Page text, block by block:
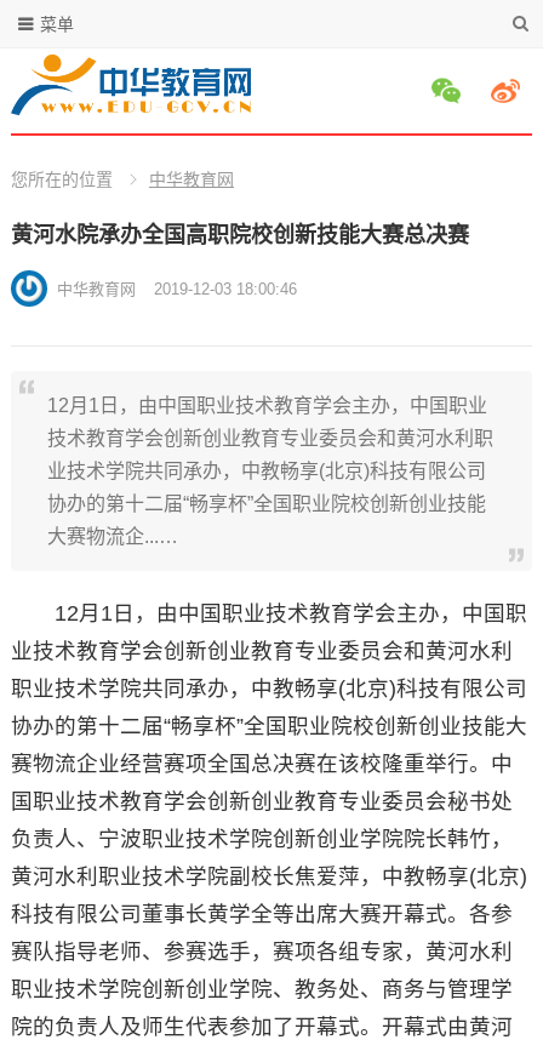
菜单
您所在的位置 中华教育网
黄河水院承办全国高职院校创新技能大赛总决赛
中华教育网 2019-12-03 18:00:46
12月1日，由中国职业技术教育学会主办，中国职业
技术教育学会创新创业教育专业委员会和黄河水利职
业技术学院共同承办，中教畅享(北京)科技有限公司
协办的第十二届“畅享杯”全国职业院校创新创业技能
大赛物流企...…
12月1日，由中国职业技术教育学会主办，中国职
业技术教育学会创新创业教育专业委员会和黄河水利
职业技术学院共同承办，中教畅享(北京)科技有限公司
协办的第十二届“畅享杯”全国职业院校创新创业技能大
赛物流企业经营赛项全国总决赛在该校隆重举行。中
国职业技术教育学会创新创业教育专业委员会秘书处
负责人、宁波职业技术学院创新创业学院院长韩竹，
黄河水利职业技术学院副校长焦爱萍，中教畅享(北京)
科技有限公司董事长黄学全等出席大赛开幕式。各参
赛队指导老师、参赛选手，赛项各组专家，黄河水利
职业技术学院创新创业学院、教务处、商务与管理学
院的负责人及师生代表参加了开幕式。开幕式由黄河